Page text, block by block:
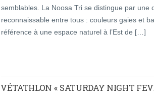
semblables. La Noosa Tri se distingue par une
reconnaissable entre tous : couleurs gaies et
référence à une espace naturel à l’Est de […]
VÉTATHLON « SATURDAY NIGHT